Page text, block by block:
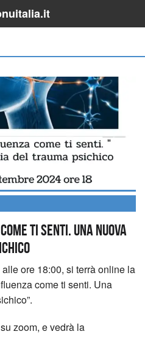
ti senti. Una nuova
ore 18:00, si terrà online la
come ti senti. Una
zoom, e vedrà la